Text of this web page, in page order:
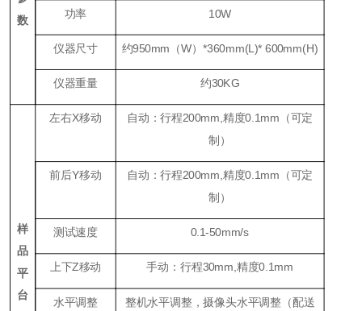
数
功率 10W
仪器尺寸 约950mm（W）*360mm(L)* 600mm(H)
仪器重量 约30KG
样
品
平
台
左右X移动 自动：行程200mm,精度0.1mm（可定
制）
前后Y移动 自动：行程200mm,精度0.1mm（可定
制）
测试速度 0.1-50mm/s
上下Z移动 手动：行程30mm,精度0.1mm
水平调整 整机水平调整，摄像头水平调整（配送